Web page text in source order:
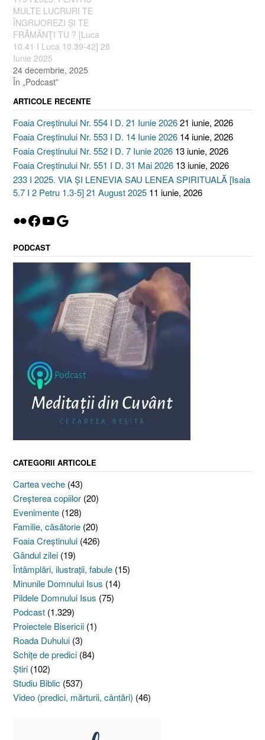
MULTE LUCRURI TE
ÎNGRIJOREZI ȘI TE
FRĂMÂNȚI TU ? [Luca
10.41 I Luca 10.39-42] 28
Iunie 2025
24 decembrie, 2025
În „Podcast”
ARTICOLE RECENTE
Foaia Creștinului Nr. 554 I D. 21 Iunie 202621 iunie, 2026
Foaia Creștinului Nr. 553 I D. 14 Iunie 2026 14 iunie, 2026
Foaia Creștinului Nr. 552 I D. 7 Iunie 2026 13 iunie, 2026
Foaia Creștinului Nr. 551 I D. 31 Mai 2026 13 iunie, 2026
233 I 2025. VIA ȘI LENEVIA SAU LENEA SPIRITUALĂ [Isaia
5.7 I 2 Petru 1.3-5] 21 August 2025 11 iunie, 2026
Flickr
Facebook
YouTube
Google
PODCAST
CATEGORII ARTICOLE
Cartea veche (43)
Creşterea copiilor (20)
Evenimente (128)
Familie, căsătorie (20)
Foaia Creştinului (426)
Gândul zilei (19)
Întâmplări, ilustraţii, fabule (15)
Minunile Domnului Isus (14)
Pildele Domnului Isus (75)
Podcast (1.329)
Proiectele Bisericii (1)
Roada Duhului (3)
Schiţe de predici (84)
Ştiri (102)
Studiu Biblic (537)
Video (predici, mărturii, cântări) (46)